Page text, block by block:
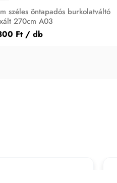
széles öntapadós burkolatváltó
270cm A03
Ft / db